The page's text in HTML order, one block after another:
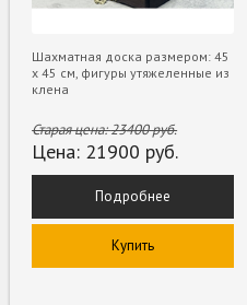
Шахматная доска размером: 45
х 45 см, фигуры утяжеленные из
клена
Старая цена:23400руб.
Цена: 21900 руб.
Подробнее
Купить